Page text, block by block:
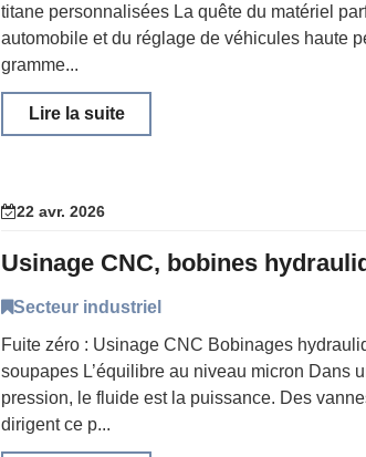
titane personnalisées La quête du matériel
automobile et du réglage de véhicules haute
gramme...
Lire la suite
22 avr. 2026
Secteur industriel
Fuite zéro : Usinage CNC Bobinages
soupapes L’équilibre au niveau micron Dans
pression, le fluide est la puissance. Des
dirigent ce p...